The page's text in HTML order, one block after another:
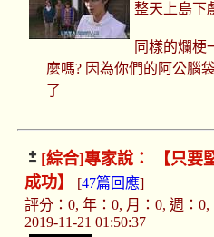
整天上島下
同樣的爛梗
麼嗎? 因為你們的阿公腦
了
[綜合]專家說： 【只要
成功】
[47篇回應]
評分：0, 年：0, 月：0, 週：0,
2019-11-21 01:50:37